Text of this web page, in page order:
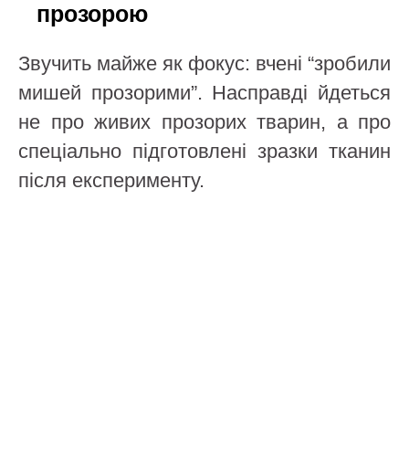
прозорою
Звучить майже як фокус: вчені “зробили
мишей прозорими”. Насправді йдеться
не про живих прозорих тварин, а про
спеціально підготовлені зразки тканин
після експерименту.